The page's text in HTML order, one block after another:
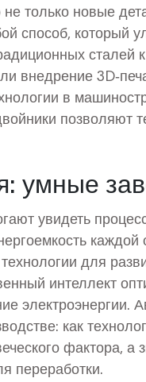
не только новые
способ, который
внедрение
в
позволяют
умные
увидеть
для
интеллект
электроэнергии.
как
фактора, а
переработки.